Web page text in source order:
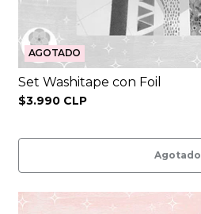
AGOTADO
Set Washitape con Foil
$3.990 CLP
Agotado